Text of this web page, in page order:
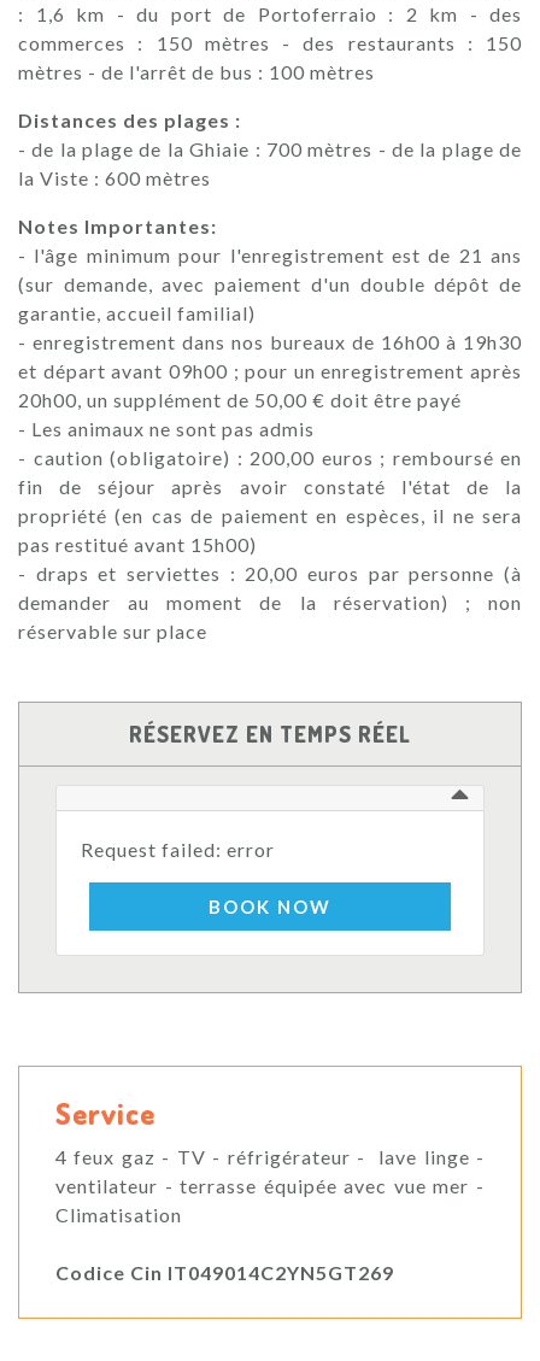
: 1,6 km - du port de Portoferraio : 2 km - des
commerces : 150 mètres - des restaurants : 150
mètres - de l'arrêt de bus : 100 mètres
Distances des plages :
- de la plage de la Ghiaie : 700 mètres - de la plage de
la Viste : 600 mètres
Notes Importantes:
- l'âge minimum pour l'enregistrement est de 21 ans
(sur demande, avec paiement d'un double dépôt de
garantie, accueil familial)
- enregistrement dans nos bureaux de 16h00 à 19h30
et départ avant 09h00 ; pour un enregistrement après
20h00, un supplément de 50,00 € doit être payé
- Les animaux ne sont pas admis
- caution (obligatoire) : 200,00 euros ; remboursé en
fin de séjour après avoir constaté l'état de la
propriété (en cas de paiement en espèces, il ne sera
pas restitué avant 15h00)
- draps et serviettes : 20,00 euros par personne (à
demander au moment de la réservation) ; non
réservable sur place
RÉSERVEZ EN TEMPS RÉEL
Request failed: error
BOOK NOW
Service
4 feux gaz - TV - réfrigérateur - lave linge -
ventilateur - terrasse équipée avec vue mer -
Climatisation
Codice Cin IT049014C2YN5GT269